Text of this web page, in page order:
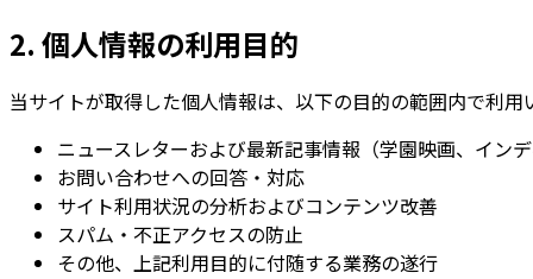
2. 個人情報の利用目的
当サイトが取得した個人情報は、以下の目的の範囲内で利用
ニュースレターおよび最新記事情報（学園映画、イン
お問い合わせへの回答・対応
サイト利用状況の分析およびコンテンツ改善
スパム・不正アクセスの防止
その他、上記利用目的に付随する業務の遂行